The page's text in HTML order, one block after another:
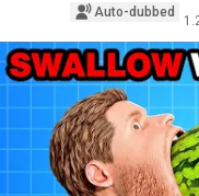
Auto-dubbed